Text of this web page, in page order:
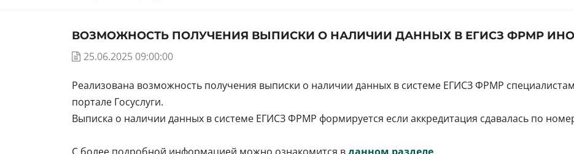
ВОЗМОЖНОСТЬ ПОЛУЧЕНИЯ ВЫПИСКИ О НАЛИЧИИ ДАННЫХ В ЕГИСЗ ФРМР
25.06.2025 09:00:00
Реализована возможность получения выписки о наличии данных в системе ЕГИСЗ ФРМР
портале Госуслуги.
Выписка о наличии данных в системе ЕГИСЗ ФРМР формируется если аккредитация сдавалась по